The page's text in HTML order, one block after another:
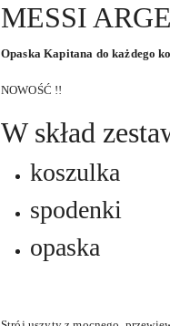
MESSI
Opaska Kapitana do każdego
NOWOŚĆ !!
W skład
koszulka
spodenki
opaska